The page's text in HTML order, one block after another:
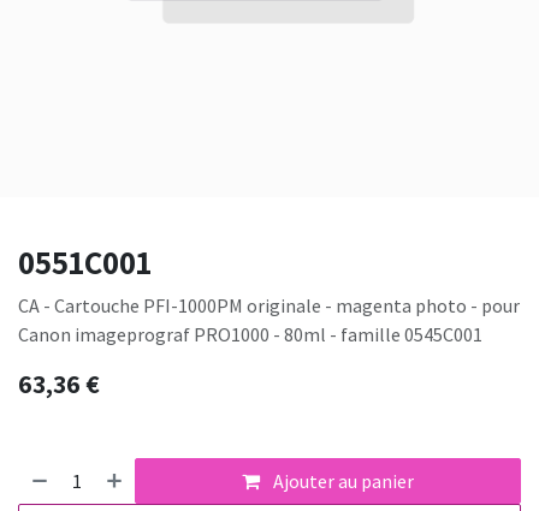
0551C001
CA - Cartouche PFI-1000PM originale - magenta photo - pour
Canon imageprograf PRO1000 - 80ml - famille 0545C001
63,36€
Ajouter au panier